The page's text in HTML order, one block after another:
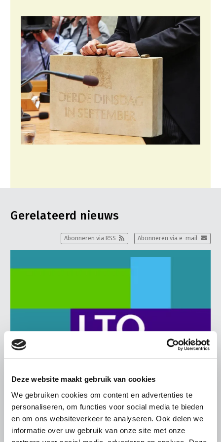
Deze website maakt gebruik van cookies
We gebruiken cookies om content en advertenties te
personaliseren, om functies voor social media te bieden
en om ons websiteverkeer te analyseren. Ook delen we
informatie over uw gebruik van onze site met onze
Gerelateerd nieuws
Abonneren via e-mail
Abonneren via RSS
BELANGRIJKE INFORMATIE